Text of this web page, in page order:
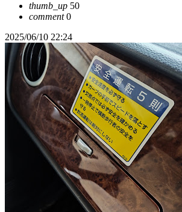
thumb_up 50
comment0
2025/06/10 22:24